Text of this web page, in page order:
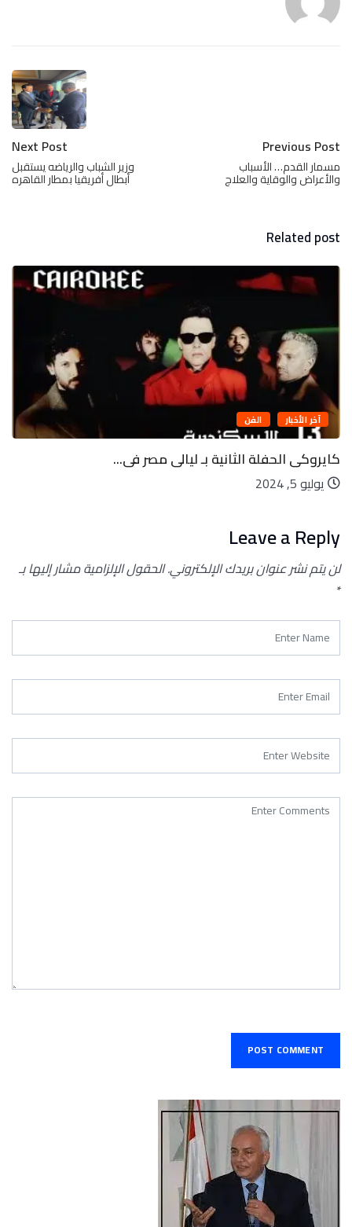
Previous Post
مسمار القدم… الأسباب
والأعراض والوقاية والعلاج
Next Post
وزير الشباب والرياضه يستقبل
أبطال أفريقيا بمطار القاهره
Related post
بـ ليالى مصر فى...
تكنولوجيا
ليه الأرض لها قمر
Leave a Reply
لن يتم نشر عنوان بريدك الإلكتروني.الحقول الإلزامية مشار إليها بـ
*